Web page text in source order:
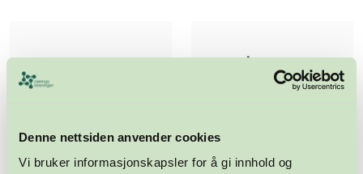
Denne nettsiden anvender cookies
Vi bruker informasjonskapsler for å gi innhold og